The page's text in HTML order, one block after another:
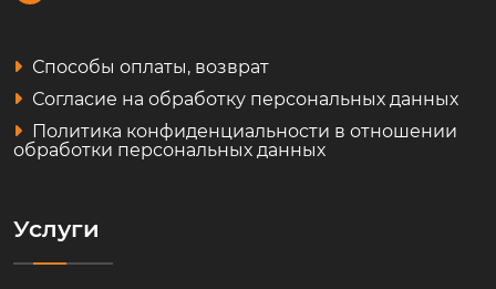
Способы оплаты, возврат
Согласие на обработку персональных данных
Политика конфиденциальности в отношении
обработки персональных данных
Услуги